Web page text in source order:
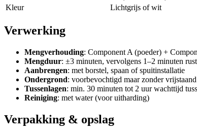
Kleur
Lichtgrijs of wit
Verwerking
Mengverhouding: Component A (poeder) +
Mengduur: ±3 minuten, vervolgens 1–2 minuten
Aanbrengen: met borstel, spaan of spuitinstallatie
Ondergrond: voorbevochtigd maar zonder
Tussenlagen: min. 30 minuten tot 2 uur wachttijd
Reiniging: met water (voor uitharding)
Verpakking & opslag